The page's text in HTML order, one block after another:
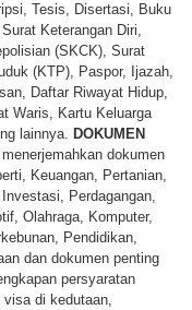
Tesis, Disertasi, Buku
Keterangan Diri,
(SKCK), Surat
(KTP), Paspor, Ijazah,
Daftar Riwayat Hidup,
Waris, Kartu Keluarga
lainnya. DOKUMEN
dokumen
Keuangan, Pertanian,
Perdagangan,
Olahraga, Komputer,
Pendidikan,
dan dokumen penting
persyaratan
visa di kedutaan,